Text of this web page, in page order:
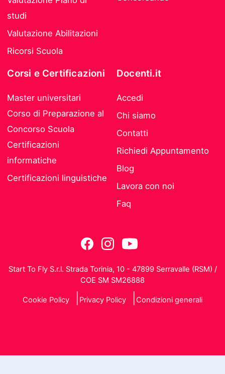
studi
Valutazione Abilitazioni
Ricorsi Scuola
Corsi e Certificazioni
Master universitari
Corso di Preparazione al
Concorso Scuola
Certificazioni
informatiche
Certificazioni linguistiche
Docenti.it
Accedi
Chi siamo
Contatti
Richiedi Appuntamento
Blog
Lavora con noi
Faq
Start To Fly S.r.l. Strada Torinia, 10 - 47899 Serravalle (RSM) /
COE SM SM26888
Cookie Policy Privacy Policy Condizioni generali